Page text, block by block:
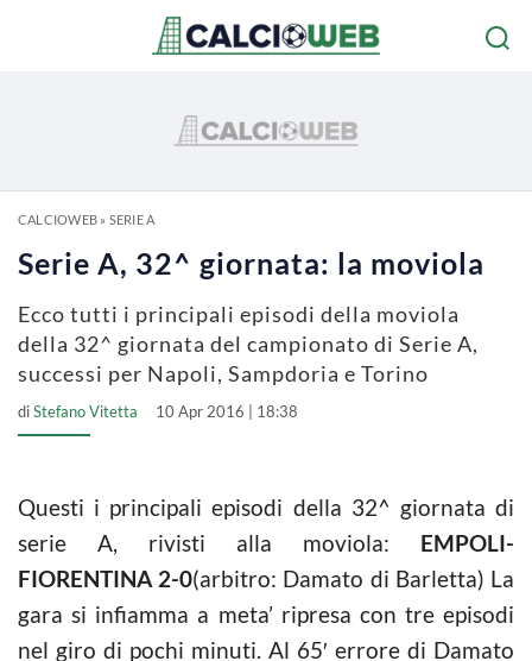
CALCIOWEB» SERIE A
Serie A, 32^ giornata: la moviola
Ecco tutti i principali episodi della moviola
della 32^ giornata del campionato di Serie A,
successi per Napoli, Sampdoria e Torino
diStefano Vitetta 10 Apr 2016 | 18:38
Questi i principali episodi della 32^ giornata di
serie A, rivisti alla moviola: EMPOLI-
FIORENTINA 2-0(arbitro: Damato di Barletta) La
gara si infiamma a meta’ ripresa con tre episodi
nel giro di pochi minuti. Al 65′ errore di Damato